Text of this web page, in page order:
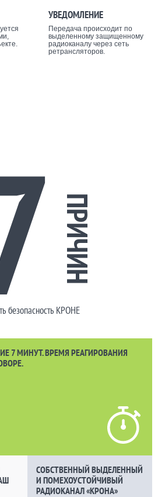
УВЕДОМЛЕНИЕ
Передача происходит по
выделенному защищенному
радиоканалу через сеть
ретрансляторов.
ПРИЧИН
безопасность КРОНЕ
7 МИНУТ. ВРЕМЯ РЕАГИРОВАНИЯ
СОБСТВЕННЫЙ ВЫДЕЛЕННЫЙ
И ПОМЕХОУСТОЙЧИВЫЙ
РАДИОКАНАЛ «КРОНА»